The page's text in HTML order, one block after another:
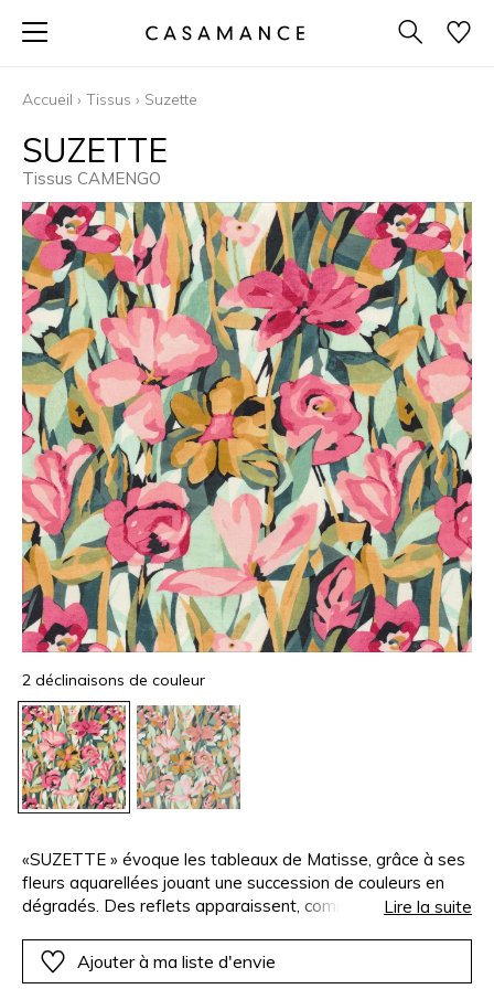
Accueil › Tissus › Suzette
SUZETTE
Tissus CAMENGO
2 déclinaisons de couleur
«SUZETTE » évoque les tableaux de Matisse, grâce à ses
fleurs aquarellées jouant une succession de couleurs en
dégradés. Des reflets apparaissent, comme des éclats
toute la fraîcheur d’une végétation épanouie et généreuse.
Cet imprimé est réalisé sur notre uni « NEWTON »,
Lire la suite
Ajouter à ma liste d'envie